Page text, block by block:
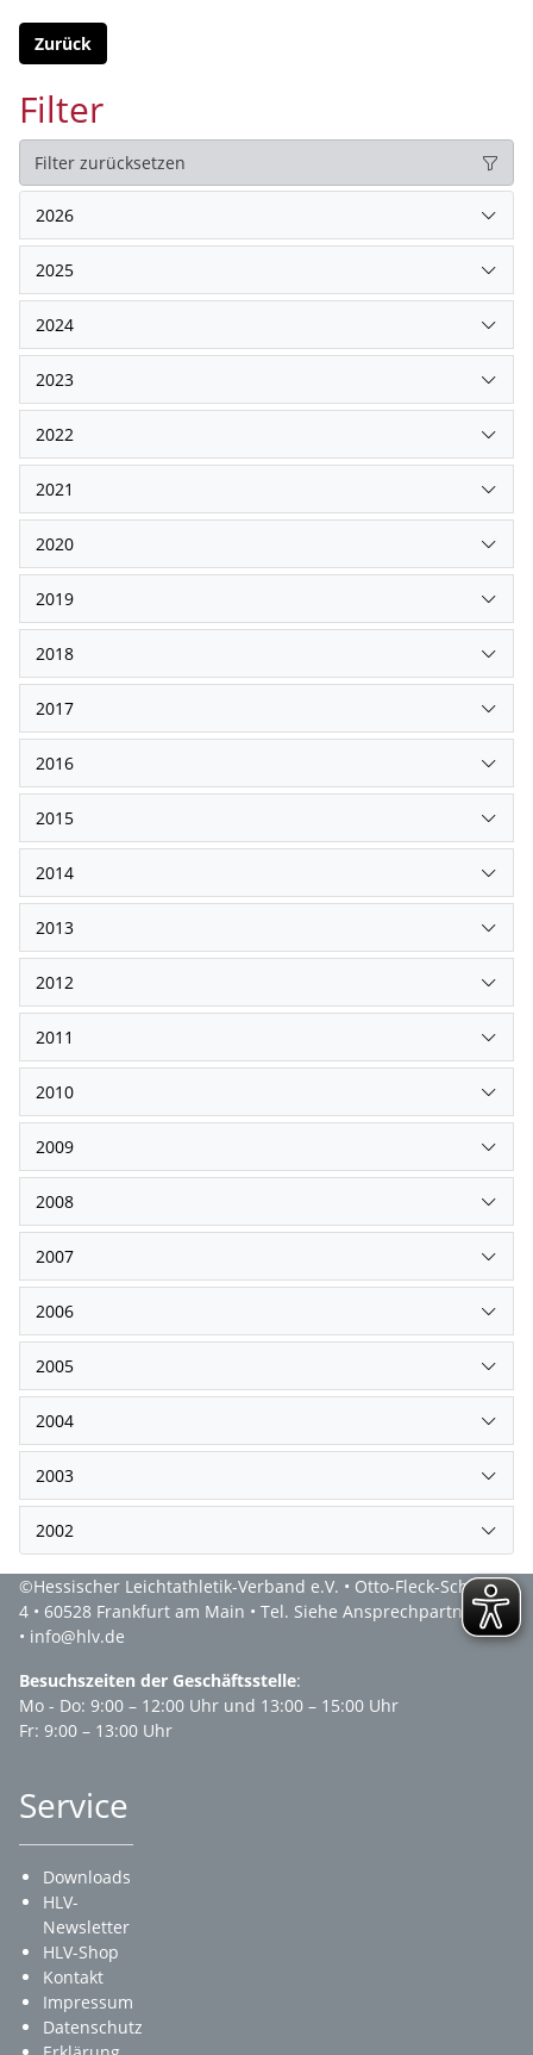
Zurück
Filter
Filter zurücksetzen
2026
2025
2024
2023
2022
2021
2020
2019
2018
2017
2016
2015
2014
2013
2012
2011
2010
2009
2008
2007
2006
2005
2004
2003
2002
©Hessischer Leichtathletik-Verband e.V. • Otto-Fleck-Schneise
4 • 60528 Frankfurt am Main • Tel. Siehe Ansprechpartner
• info@hlv.de
Besuchszeiten der Geschäftsstelle:
Mo - Do: 9:00 – 12:00 Uhr und 13:00 – 15:00 Uhr
Fr: 9:00 – 13:00 Uhr
Service
Downloads
HLV-
Newsletter
HLV-Shop
Kontakt
Impressum
Datenschutz